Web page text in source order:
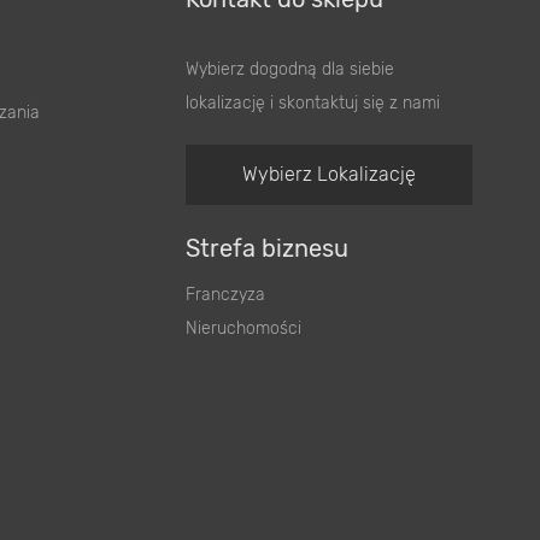
Wybierz dogodną dla siebie
lokalizację i skontaktuj się z nami
Wybierz Lokalizację
Strefa biznesu
Franczyza
Nieruchomości